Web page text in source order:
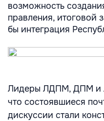
возможность
правления, итоговой
бы интеграция
Лидеры ЛДПМ, ДПМ и
что состоявшиеся
дискуссии стали